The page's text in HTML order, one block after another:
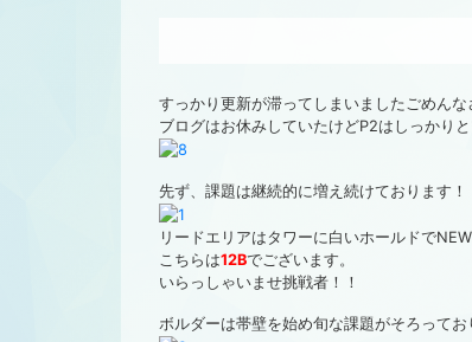
すっかり更新が滞ってしまいましたごめんな
ブログはお休みしていたけどP2はしっかり
先ず、課題は継続的に増え続けております！
リードエリアはタワーに白いホールドで
こちらは12Bでございます。
いらっしゃいませ挑戦者！！
ボルダーは帯壁を始め旬な課題がそろって